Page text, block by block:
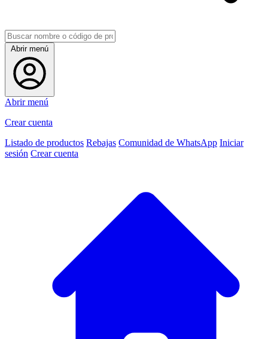
Abrir menú
Abrir menú
Crear cuenta
Listado de productos Rebajas Comunidad de WhatsApp Iniciar
sesión Crear cuenta